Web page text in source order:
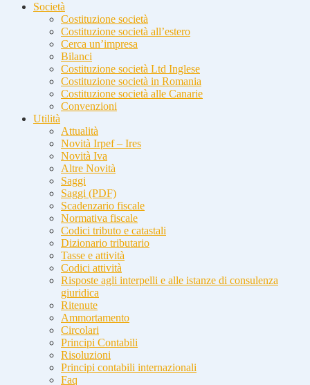
Società
Costituzione società
Costituzione società all’estero
Cerca un’impresa
Bilanci
Costituzione società Ltd Inglese
Costituzione società in Romania
Costituzione società alle Canarie
Convenzioni
Utilità
Attualità
Novità Irpef – Ires
Novità Iva
Altre Novità
Saggi
Saggi (PDF)
Scadenzario fiscale
Normativa fiscale
Codici tributo e catastali
Dizionario tributario
Tasse e attività
Codici attività
Risposte agli interpelli e alle istanze di consulenza
giuridica
Ritenute
Ammortamento
Circolari
Principi Contabili
Risoluzioni
Principi contabili internazionali
Faq